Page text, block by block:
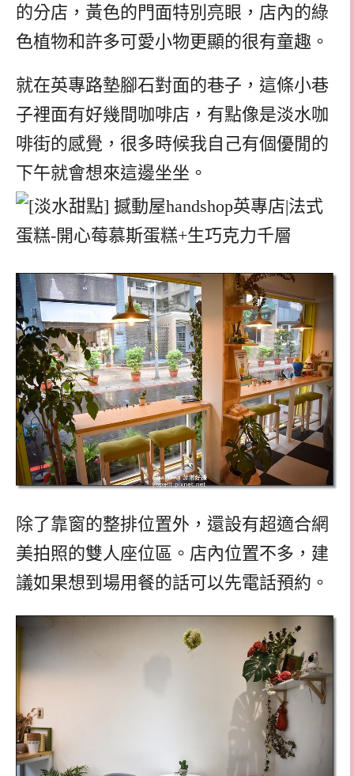
的分店，黃色的門面特別亮眼，店內的綠
色植物和許多可愛小物更顯的很有童趣。
就在英專路墊腳石對面的巷子，這條小巷
子裡面有好幾間咖啡店，有點像是淡水咖
啡街的感覺，很多時候我自己有個優閒的
下午就會想來這邊坐坐。
除了靠窗的整排位置外，還設有超適合網
美拍照的雙人座位區。店內位置不多，建
議如果想到場用餐的話可以先電話預約。